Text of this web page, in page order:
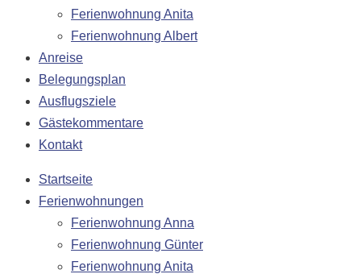
Ferienwohnung Anita
Ferienwohnung Albert
Anreise
Belegungsplan
Ausflugsziele
Gästekommentare
Kontakt
Startseite
Ferienwohnungen
Ferienwohnung Anna
Ferienwohnung Günter
Ferienwohnung Anita